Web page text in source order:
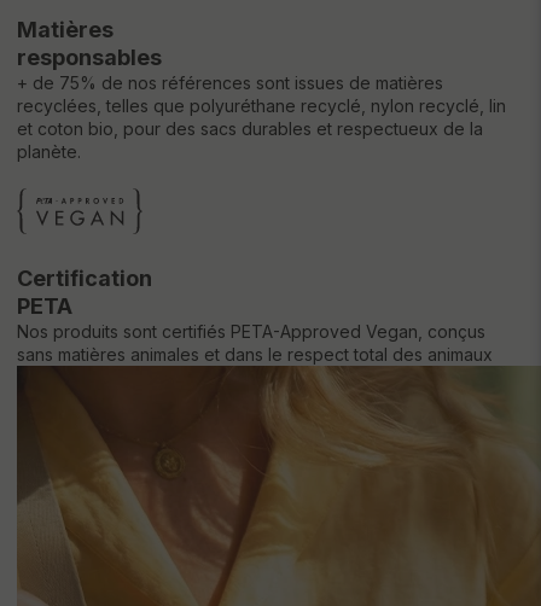
Matières
responsables
+ de 75% de nos références sont issues de matières
recyclées, telles que polyuréthane recyclé, nylon recyclé, lin
et coton bio, pour des sacs durables et respectueux de la
planète.
Certification
PETA
Nos produits sont certifiés PETA-Approved Vegan, conçus
sans matières animales et dans le respect total des animaux